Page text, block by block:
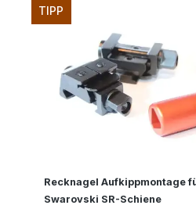
TIPP
Recknagel Aufkippmontage
Swarovski SR-Schiene